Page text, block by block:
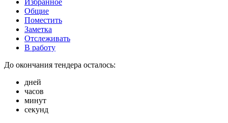
Избранное
Общие
Поместить
Заметка
Отслеживать
В работу
До окончания тендера осталось:
дней
часов
минут
секунд